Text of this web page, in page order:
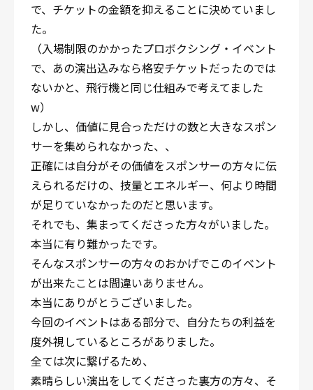
で、チケットの金額を抑えることに決めていまし
た。
（入場制限のかかったプロボクシング・イベント
で、あの演出込みなら格安チケットだったのでは
ないかと、飛行機と同じ仕組みで考えてました
w）
しかし、価値に見合っただけの数と大きなスポン
サーを集められなかった、、
正確には自分がその価値をスポンサーの方々に伝
えられるだけの、技量とエネルギー、何より時間
が足りていなかったのだと思います。
それでも、集まってくださった方々がいました。
本当に有り難かったです。
そんなスポンサーの方々のおかげでこのイベント
が出来たことは間違いありません。
本当にありがとうございました。
今回のイベントはある部分で、自分たちの利益を
度外視しているところがありました。
全ては次に繋げるため、
素晴らしい演出をしてくださった裏方の方々、そ